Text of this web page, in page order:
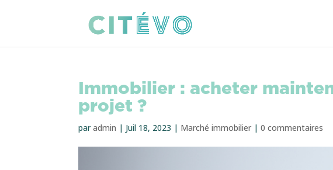
Immobilier : acheter
projet ?
paradmin | Juil 18, 2023 | Marché immobilier |0 commentaires